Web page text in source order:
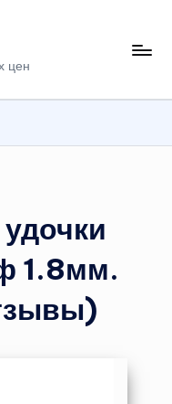
цен
1.8мм.